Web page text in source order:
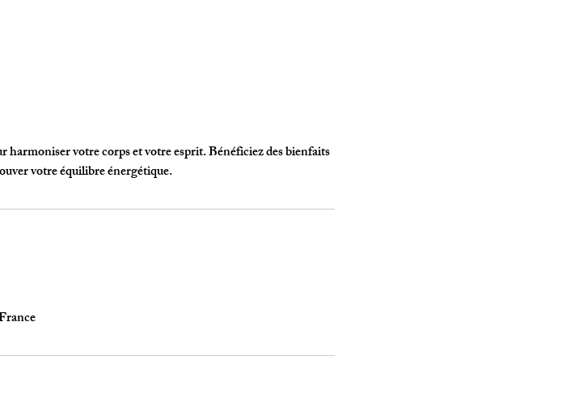
harmoniser votre corps et votre esprit. Bénéficiez des bienfaits
votre équilibre énergétique.